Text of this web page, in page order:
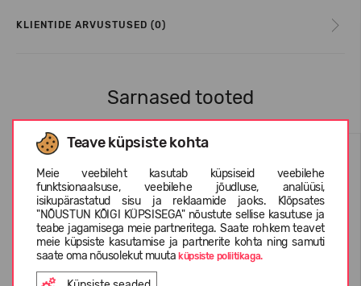
Teave küpsiste kohta
Meie veebileht kasutab küpsiseid veebilehe
funktsionaalsuse, veebilehe jõudluse, analüüsi,
isikupärastatud sisu ja reklaamide jaoks. Klõpsates
"NÕUSTUN KÕIGI KÜPSISEGA" nõustute sellise kasutuse ja
teabe jagamisega meie partneritega. Saate rohkem teavet
meie küpsiste kasutamise ja partnerite kohta ning samuti
saate oma nõusolekut muutaküpsiste poliitikaga.
KLIENTIDE ARVUSTUSED (0)
Sarnased tooted